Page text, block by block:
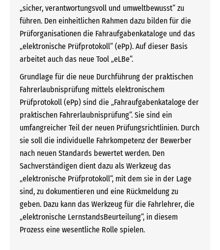
„sicher, verantwortungsvoll und umweltbewusst“ zu
führen. Den einheitlichen Rahmen dazu bilden für die
Prüforganisationen die Fahraufgabenkataloge und das
„elektronische Prüfprotokoll“ (ePp). Auf dieser Basis
arbeitet auch das neue Tool „eLBe“.
Grundlage für die neue Durchführung der praktischen
Fahrerlaubnisprüfung mittels elektronischem
Prüfprotokoll (ePp) sind die „Fahraufgabenkataloge der
praktischen Fahrerlaubnisprüfung“. Sie sind ein
umfangreicher Teil der neuen Prüfungsrichtlinien. Durch
sie soll die individuelle Fahrkompetenz der Bewerber
nach neuen Standards bewertet werden. Den
Sachverständigen dient dazu als Werkzeug das
„elektronische Prüfprotokoll“, mit dem sie in der Lage
sind, zu dokumentieren und eine Rückmeldung zu
geben. Dazu kann das Werkzeug für die Fahrlehrer, die
„elektronische LernstandsBeurteilung“, in diesem
Prozess eine wesentliche Rolle spielen.